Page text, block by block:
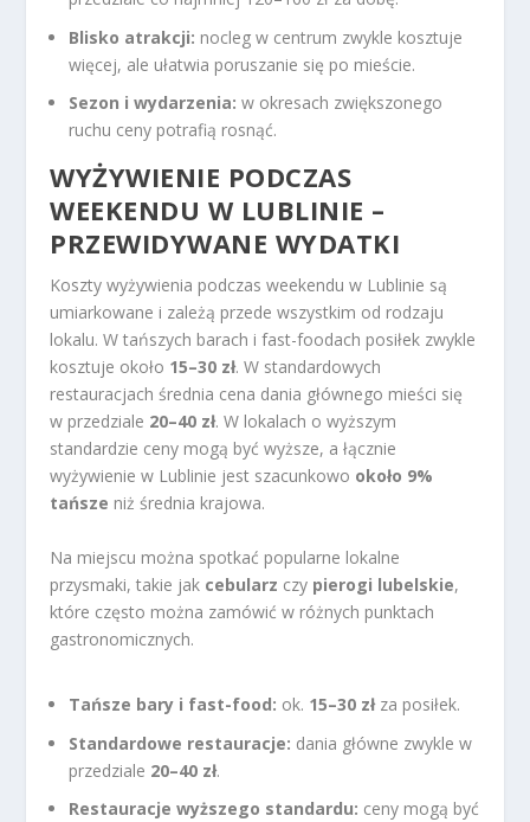
Blisko atrakcji: nocleg w centrum zwykle kosztuje
więcej, ale ułatwia poruszanie się po mieście.
Sezon i wydarzenia: w okresach zwiększonego
ruchu ceny potrafią rosnąć.
WYŻYWIENIE PODCZAS
WEEKENDU W LUBLINIE –
PRZEWIDYWANE WYDATKI
Koszty wyżywienia podczas weekendu w Lublinie są
umiarkowane i zależą przede wszystkim od rodzaju
lokalu. W tańszych barach i fast-foodach posiłek zwykle
kosztuje około 15–30 zł. W standardowych
restauracjach średnia cena dania głównego mieści się
w przedziale 20–40 zł. W lokalach o wyższym
standardzie ceny mogą być wyższe, a łącznie
wyżywienie w Lublinie jest szacunkowo około 9%
tańsze niż średnia krajowa.
Na miejscu można spotkać popularne lokalne
przysmaki, takie jak cebularz czy pierogi lubelskie,
które często można zamówić w różnych punktach
gastronomicznych.
Tańsze bary i fast-food: ok. 15–30 złza posiłek.
Standardowe restauracje: dania główne zwykle w
przedziale 20–40 zł.
Restauracje wyższego standardu: ceny mogą być